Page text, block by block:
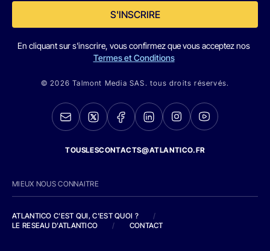
S'INSCRIRE
En cliquant sur s'inscrire, vous confirmez que vous acceptez nos
Termes et Conditions
© 2026 Talmont Media SAS. tous droits réservés.
TOUSLESCONTACTS@ATLANTICO.FR
MIEUX NOUS CONNAITRE
ATLANTICO C'EST QUI, C'EST QUOI ?
/
LE RESEAU D'ATLANTICO
/ CONTACT